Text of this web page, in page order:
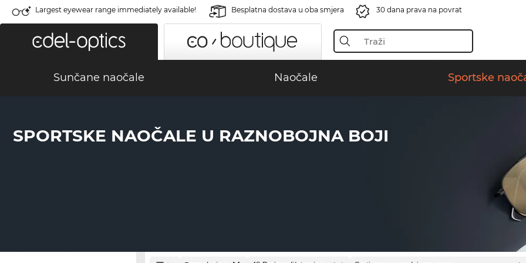
Largest eyewear range immediately available! Besplatna dostava u oba smjera 30 dana prava na povrat
Sunčane naočale Naočale Sportske
SPORTSKE NAOČALE U RAZNOBOJNA BOJI